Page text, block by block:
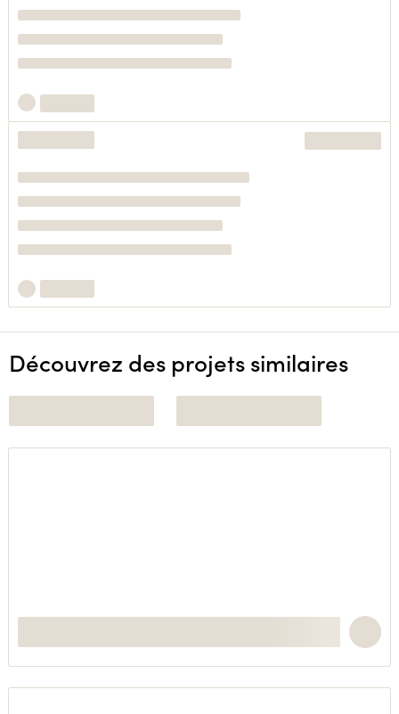
Découvrez des projets similaires